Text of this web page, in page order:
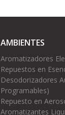
AMBIENTES
Aromatizadores
Repuestos en
Desodorizadores
Programables)
Repuesto en
Aromatizantes